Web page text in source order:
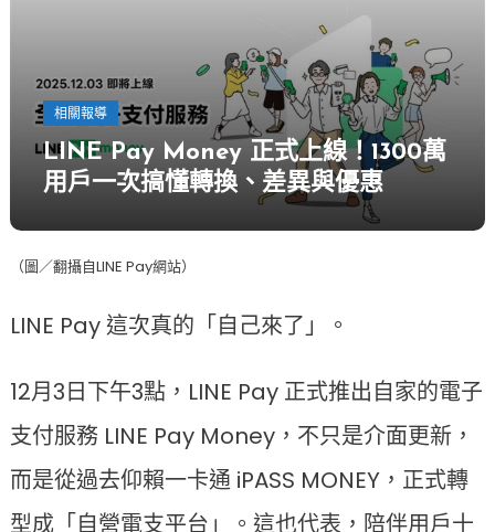
相關報導
LINE Pay Money 正式上線！1300萬
用戶一次搞懂轉換、差異與優惠
（圖／翻攝自LINE Pay網站）
LINE Pay 這次真的「自己來了」。
12月3日下午3點，LINE Pay 正式推出自家的電子
支付服務 LINE Pay Money，不只是介面更新，
而是從過去仰賴一卡通 iPASS MONEY，正式轉
型成「自營電支平台」。這也代表，陪伴用戶十